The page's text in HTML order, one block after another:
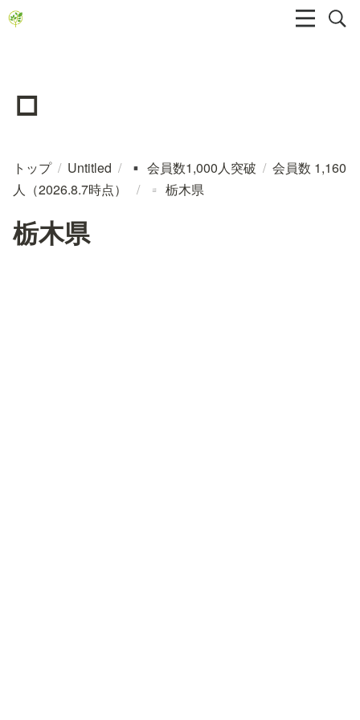
▫️
トップ / Untitled / ▪️ 会員数1,000人突破 / 会員数 1,160
人（2026.8.7時点）
/ ▫️ 栃木県
栃木県